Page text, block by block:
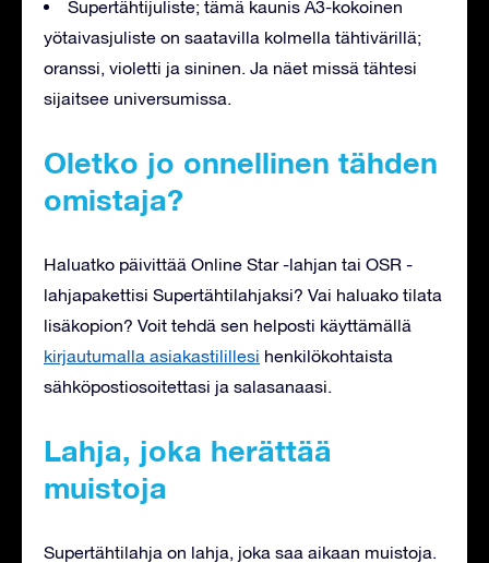
Supertähtijuliste; tämä kaunis A3-kokoinen
yötaivasjuliste on saatavilla kolmella tähtivärillä;
oranssi, violetti ja sininen. Ja näet missä tähtesi
sijaitsee universumissa.
Oletko jo onnellinen tähden
omistaja?
Haluatko päivittää Online Star -lahjan tai OSR -
lahjapakettisi Supertähtilahjaksi? Vai haluako tilata
lisäkopion? Voit tehdä sen helposti käyttämällä
kirjautumalla asiakastilillesi henkilökohtaista
sähköpostiosoitettasi ja salasanaasi.
Lahja, joka herättää
muistoja
Supertähtilahja on lahja, joka saa aikaan muistoja.